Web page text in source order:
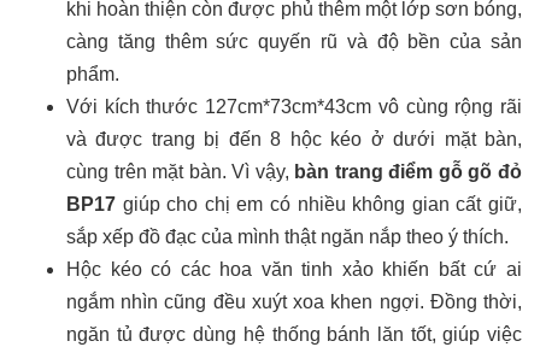
khi hoàn thiện còn được phủ thêm một lớp sơn bóng,
càng tăng thêm sức quyến rũ và độ bền của sản
phẩm.
Với kích thước 127cm*73cm*43cm vô cùng rộng rãi
và được trang bị đến 8 hộc kéo ở dưới mặt bàn,
cùng trên mặt bàn. Vì vậy, bàn trang điểm gỗ gõ đỏ
BP17 giúp cho chị em có nhiều không gian cất giữ,
sắp xếp đồ đạc của mình thật ngăn nắp theo ý thích.
Hộc kéo có các hoa văn tinh xảo khiến bất cứ ai
ngắm nhìn cũng đều xuýt xoa khen ngợi. Đồng thời,
ngăn tủ được dùng hệ thống bánh lăn tốt, giúp việc